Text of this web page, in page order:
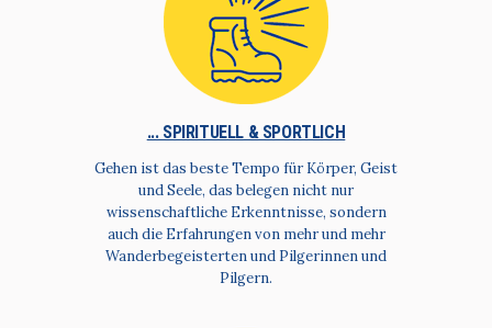
... SPIRITUELL & SPORTLICH
Gehen ist das beste Tempo für Körper, Geist
und Seele, das belegen nicht nur
wissenschaftliche Erkenntnisse, sondern
auch die Erfahrungen von mehr und mehr
Wanderbegeisterten und Pilgerinnen und
Pilgern.